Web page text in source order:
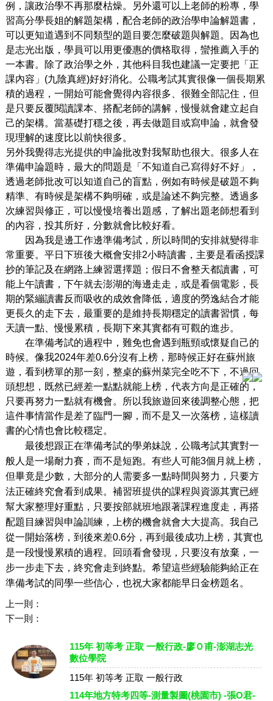
例，讓政治學不再那麼枯燥。另外還可以上老師的粉專，學
習高分學長姐的解題架構，配合老師的政治學申論解題書，
可以更知道遇到不同類型的題目要怎麼破題與解題。因為也
是志光出版，學員可以用更優惠的價格取得，蠻推薦入手的
一本書。除了政治學之外，其他科目我也建議一定要把「正
課內容」(九陰真經)好好消化。公職考試其實很像一個長期累
積的過程，一開始可能會覺得內容很多、很難全部記住，但
是只要反覆閱讀課本、搭配老師的講解，慢慢就會建立起自
己的架構。當基礎打穩之後，再去做題目或寫申論，就會發
現理解的速度比以前快很多。
另外我覺得志光提供的申論批改對我幫助也很大。很多人在
準備申論題時，最大的問題是「不知道自己寫得好不好」，
透過老師批改可以知道自己的盲點，例如有時候是破題不夠
精準、有時候是架構不夠明確，或是論述不夠完整。透過多
次練習與修正，可以慢慢培養出題感，了解出題老師想看到
的內容，投其所好，分數就會比較好看。
因為我是邊工作邊準備考試，所以時間的安排就變得非
常重要。平日下班後大概會安排2小時讀書，主要是看函授課
抄的筆記及在網路上練習選擇題；假日不會整天都讀書，可
能上午讀書，下午就去澎湖的海邊走走，或是看個電影，長
期的緊繃讀書反而吸收的成效會降低，適度的勞逸結合才能
更長久的走下去，最重要的是維持長期穩定的讀書習慣，每
天讀一點、慢慢累積，長期下來其實都有可觀的進步。
在準備考試的過程中，難免也會遇到瓶頸或懷疑自己的
時候。像我2024年差0.6分沒有上榜，那時候正好在蘇州旅
遊，看到榜單的那一刻，整桌的蘇州菜完全吃不下，不過回
頭想想，既然已經差一點點就能上榜，代表方向是正確的，
只要再努力一點就有機會。所以我旅遊回來後調整心態，把
這件事情當作是差了臨門一腳，而不是又一次落榜，這樣讀
書的心情也會比較穩定。
最後想跟正在準備考試的學弟妹說，公職考試其實對一
般人是一場耐力賽，而不是短跑。有些人可能3個月就上榜，
但畢竟是少數，大部分的人需要多一點時間與努力，只要方
法正確終究會看到成果。補習班提供的課程與資源其實已經
幫大家整理好重點，只要按部就班地跟著課程進度走，再搭
配題目練習與申論訓練，上榜的機會就會大大提高。我自己
從一開始落榜，到後來差0.6分，再到最後成功上榜，其實也
是一段慢慢累積的過程。回頭看會發現，只要沒有放棄，一
步一步走下去，終究會走到終點。希望這些經驗能夠給正在
準備考試的同學一些信心，也祝大家都能早日金榜題名。
上一則：
下一則：
115年 初等考 正取 一般行政-廖Ｏ甫-澎湖志光
數位學院
115年 初等考 正取 一般行政
114年地方特考四等-測量製圖(桃園市) -張O君-